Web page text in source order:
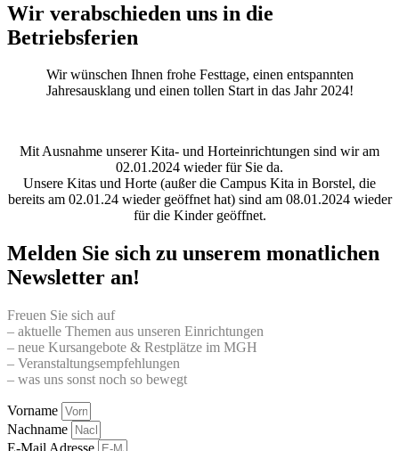
Wir verabschieden uns in die
Betriebsferien
Wir wünschen Ihnen frohe Festtage, einen entspannten
Jahresausklang und einen tollen Start in das Jahr 2024!
Mit Ausnahme unserer Kita- und Horteinrichtungen sind wir am
02.01.2024 wieder für Sie da.
Unsere Kitas und Horte (außer die Campus Kita in Borstel, die
bereits am 02.01.24 wieder geöffnet hat) sind am 08.01.2024 wieder
für die Kinder geöffnet.
Melden Sie sich zu unserem monatlichen
Newsletter an!
Freuen Sie sich auf
– aktuelle Themen aus unseren Einrichtungen
– neue Kursangebote & Restplätze im MGH
– Veranstaltungsempfehlungen
– was uns sonst noch so bewegt
Vorname
Nachname